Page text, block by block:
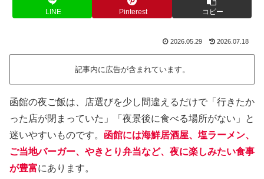
LINE Pinterest コピー
2026.05.29 2026.07.18
記事内に広告が含まれています。
函館の夜ご飯は、店選びを少し間違えるだけで「行きたか
った店が閉まっていた」「夜景後に食べる場所がない」と
迷いやすいものです。 函館には海鮮居酒屋、塩ラーメン、
ご当地バーガー、やきとり弁当など、夜に楽しみたい食事
が豊富にあります。